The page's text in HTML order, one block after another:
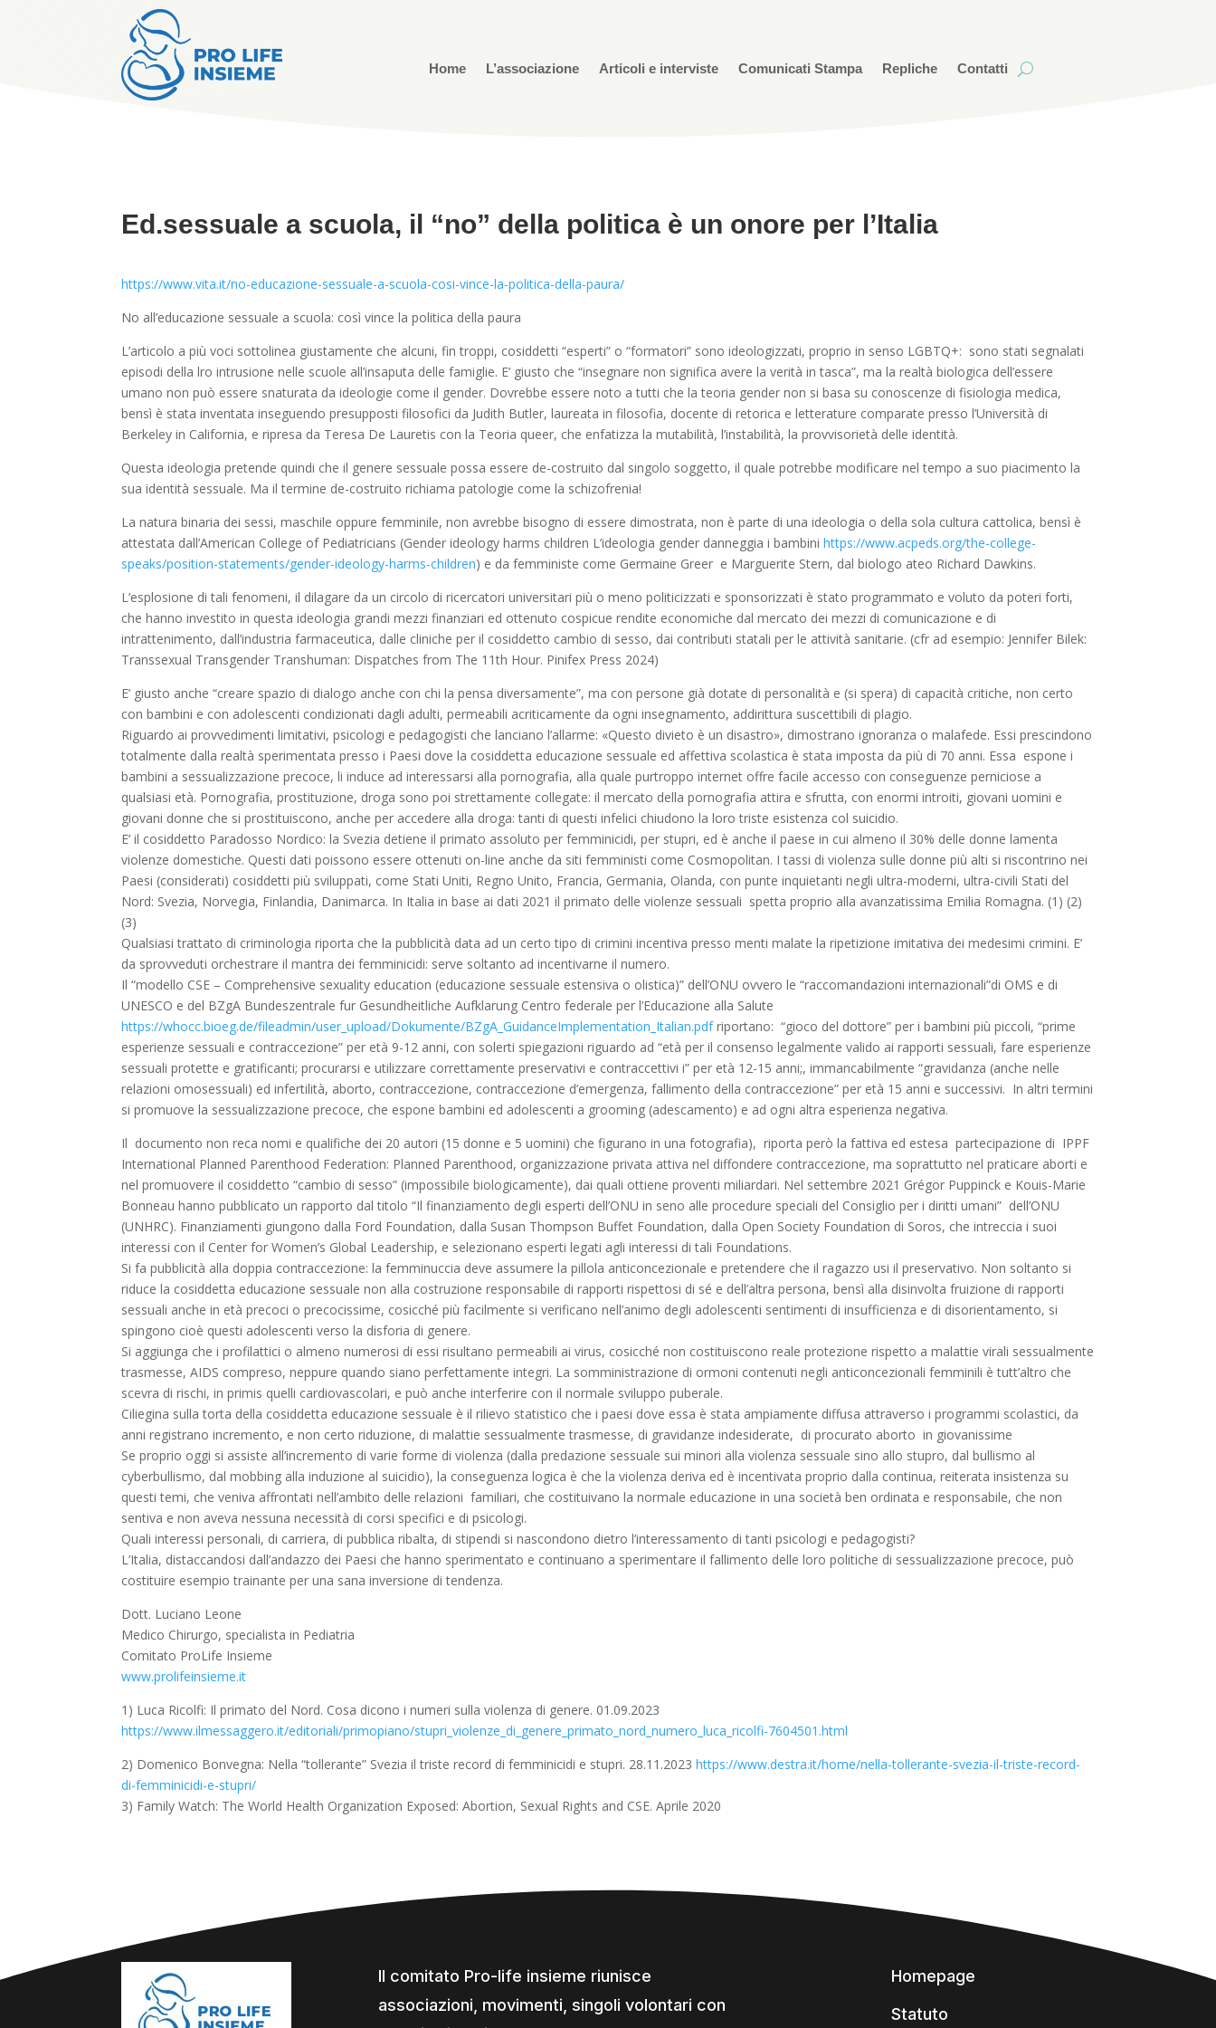
Home L’associazione Articoli e interviste Comunicati Stampa Repliche Contatti
Ed.sessuale a scuola, il “no” della politica è un onore per l’Italia
https://www.vita.it/no-educazione-sessuale-a-scuola-cosi-vince-la-politica-della-paura/
No all’educazione sessuale a scuola: così vince la politica della paura
L’articolo a più voci sottolinea giustamente che alcuni, fin troppi, cosiddetti “esperti” o “formatori” sono ideologizzati, proprio in senso LGBTQ+: sono stati segnalati
episodi della lro intrusione nelle scuole all’insaputa delle famiglie. E’ giusto che “insegnare non significa avere la verità in tasca”, ma la realtà biologica dell’essere
umano non può essere snaturata da ideologie come il gender. Dovrebbe essere noto a tutti che la teoria gender non si basa su conoscenze di fisiologia medica,
bensì è stata inventata inseguendo presupposti filosofici da Judith Butler, laureata in filosofia, docente di retorica e letterature comparate presso l’Università di
Berkeley in California, e ripresa da Teresa De Lauretis con la Teoria queer, che enfatizza la mutabilità, l’instabilità, la provvisorietà delle identità.
Questa ideologia pretende quindi che il genere sessuale possa essere de-costruito dal singolo soggetto, il quale potrebbe modificare nel tempo a suo piacimento la
sua identità sessuale. Ma il termine de-costruito richiama patologie come la schizofrenia!
La natura binaria dei sessi, maschile oppure femminile, non avrebbe bisogno di essere dimostrata, non è parte di una ideologia o della sola cultura cattolica, bensì è
attestata dall’American College of Pediatricians (Gender ideology harms children L’ideologia gender danneggia i bambinihttps://www.acpeds.org/the-college-
speaks/position-statements/gender-ideology-harms-children) e da femministe come Germaine Greer e Marguerite Stern, dal biologo ateo Richard Dawkins.
L’esplosione di tali fenomeni, il dilagare da un circolo di ricercatori universitari più o meno politicizzati e sponsorizzati è stato programmato e voluto da poteri forti,
che hanno investito in questa ideologia grandi mezzi finanziari ed ottenuto cospicue rendite economiche dal mercato dei mezzi di comunicazione e di
intrattenimento, dall’industria farmaceutica, dalle cliniche per il cosiddetto cambio di sesso, dai contributi statali per le attività sanitarie. (cfr ad esempio: Jennifer Bilek:
Transsexual Transgender Transhuman: Dispatches from The 11th Hour. Pinifex Press 2024)
E’ giusto anche “creare spazio di dialogo anche con chi la pensa diversamente”, ma con persone già dotate di personalità e (si spera) di capacità critiche, non certo
con bambini e con adolescenti condizionati dagli adulti, permeabili acriticamente da ogni insegnamento, addirittura suscettibili di plagio.
Riguardo ai provvedimenti limitativi, psicologi e pedagogisti che lanciano l’allarme: «Questo divieto è un disastro», dimostrano ignoranza o malafede. Essi prescindono
totalmente dalla realtà sperimentata presso i Paesi dove la cosiddetta educazione sessuale ed affettiva scolastica è stata imposta da più di 70 anni. Essa espone i
bambini a sessualizzazione precoce, li induce ad interessarsi alla pornografia, alla quale purtroppo internet offre facile accesso con conseguenze perniciose a
qualsiasi età. Pornografia, prostituzione, droga sono poi strettamente collegate: il mercato della pornografia attira e sfrutta, con enormi introiti, giovani uomini e
giovani donne che si prostituiscono, anche per accedere alla droga: tanti di questi infelici chiudono la loro triste esistenza col suicidio.
E’ il cosiddetto Paradosso Nordico: la Svezia detiene il primato assoluto per femminicidi, per stupri, ed è anche il paese in cui almeno il 30% delle donne lamenta
violenze domestiche. Questi dati poissono essere ottenuti on-line anche da siti femministi come Cosmopolitan. I tassi di violenza sulle donne più alti si riscontrino nei
Paesi (considerati) cosiddetti più sviluppati, come Stati Uniti, Regno Unito, Francia, Germania, Olanda, con punte inquietanti negli ultra-moderni, ultra-civili Stati del
Nord: Svezia, Norvegia, Finlandia, Danimarca. In Italia in base ai dati 2021 il primato delle violenze sessuali spetta proprio alla avanzatissima Emilia Romagna. (1) (2)
(3)
Qualsiasi trattato di criminologia riporta che la pubblicità data ad un certo tipo di crimini incentiva presso menti malate la ripetizione imitativa dei medesimi crimini. E’
da sprovveduti orchestrare il mantra dei femminicidi: serve soltanto ad incentivarne il numero.
Il “modello CSE – Comprehensive sexuality education (educazione sessuale estensiva o olistica)” dell’ONU ovvero le “raccomandazioni internazionali”di OMS e di
UNESCO e del BZgA Bundeszentrale fur Gesundheitliche Aufklarung Centro federale per l’Educazione alla Salute
https://whocc.bioeg.de/fileadmin/user_upload/Dokumente/BZgA_GuidanceImplementation_Italian.pdfriportano: “gioco del dottore” per i bambini più piccoli, “prime
esperienze sessuali e contraccezione” per età 9-12 anni, con solerti spiegazioni riguardo ad “età per il consenso legalmente valido ai rapporti sessuali, fare esperienze
sessuali protette e gratificanti; procurarsi e utilizzare correttamente preservativi e contraccettivi i” per età 12-15 anni;, immancabilmente “gravidanza (anche nelle
relazioni omosessuali) ed infertilità, aborto, contraccezione, contraccezione d’emergenza, fallimento della contraccezione” per età 15 anni e successivi. In altri termini
si promuove la sessualizzazione precoce, che espone bambini ed adolescenti a grooming (adescamento) e ad ogni altra esperienza negativa.
Il documento non reca nomi e qualifiche dei 20 autori (15 donne e 5 uomini) che figurano in una fotografia), riporta però la fattiva ed estesa partecipazione di IPPF
International Planned Parenthood Federation: Planned Parenthood, organizzazione privata attiva nel diffondere contraccezione, ma soprattutto nel praticare aborti e
nel promuovere il cosiddetto “cambio di sesso” (impossibile biologicamente), dai quali ottiene proventi miliardari. Nel settembre 2021 Grégor Puppinck e Kouis-Marie
Bonneau hanno pubblicato un rapporto dal titolo “Il finanziamento degli esperti dell’ONU in seno alle procedure speciali del Consiglio per i diritti umani” dell’ONU
(UNHRC). Finanziamenti giungono dalla Ford Foundation, dalla Susan Thompson Buffet Foundation, dalla Open Society Foundation di Soros, che intreccia i suoi
interessi con il Center for Women’s Global Leadership, e selezionano esperti legati agli interessi di tali Foundations.
Si fa pubblicità alla doppia contraccezione: la femminuccia deve assumere la pillola anticoncezionale e pretendere che il ragazzo usi il preservativo. Non soltanto si
riduce la cosiddetta educazione sessuale non alla costruzione responsabile di rapporti rispettosi di sé e dell’altra persona, bensì alla disinvolta fruizione di rapporti
sessuali anche in età precoci o precocissime, cosicché più facilmente si verificano nell’animo degli adolescenti sentimenti di insufficienza e di disorientamento, si
spingono cioè questi adolescenti verso la disforia di genere.
Si aggiunga che i profilattici o almeno numerosi di essi risultano permeabili ai virus, cosicché non costituiscono reale protezione rispetto a malattie virali sessualmente
trasmesse, AIDS compreso, neppure quando siano perfettamente integri. La somministrazione di ormoni contenuti negli anticoncezionali femminili è tutt’altro che
scevra di rischi, in primis quelli cardiovascolari, e può anche interferire con il normale sviluppo puberale.
Ciliegina sulla torta della cosiddetta educazione sessuale è il rilievo statistico che i paesi dove essa è stata ampiamente diffusa attraverso i programmi scolastici, da
anni registrano incremento, e non certo riduzione, di malattie sessualmente trasmesse, di gravidanze indesiderate, di procurato aborto in giovanissime
Se proprio oggi si assiste all’incremento di varie forme di violenza (dalla predazione sessuale sui minori alla violenza sessuale sino allo stupro, dal bullismo al
cyberbullismo, dal mobbing alla induzione al suicidio), la conseguenza logica è che la violenza deriva ed è incentivata proprio dalla continua, reiterata insistenza su
questi temi, che veniva affrontati nell’ambito delle relazioni familiari, che costituivano la normale educazione in una società ben ordinata e responsabile, che non
sentiva e non aveva nessuna necessità di corsi specifici e di psicologi.
Quali interessi personali, di carriera, di pubblica ribalta, di stipendi si nascondono dietro l’interessamento di tanti psicologi e pedagogisti?
L’Italia, distaccandosi dall’andazzo dei Paesi che hanno sperimentato e continuano a sperimentare il fallimento delle loro politiche di sessualizzazione precoce, può
costituire esempio trainante per una sana inversione di tendenza.
Dott. Luciano Leone
Medico Chirurgo, specialista in Pediatria
Comitato ProLife Insieme
www.prolifeinsieme.it
1) Luca Ricolfi: Il primato del Nord. Cosa dicono i numeri sulla violenza di genere. 01.09.2023
https://www.ilmessaggero.it/editoriali/primopiano/stupri_violenze_di_genere_primato_nord_numero_luca_ricolfi-7604501.html
2) Domenico Bonvegna: Nella “tollerante” Svezia il triste record di femminicidi e stupri. 28.11.2023https://www.destra.it/home/nella-tollerante-svezia-il-triste-record-
di-femminicidi-e-stupri/
3) Family Watch: The World Health Organization Exposed: Abortion, Sexual Rights and CSE. Aprile 2020
Il comitato Pro-life insieme riunisce
associazioni, movimenti, singoli volontari con
Homepage
Statuto